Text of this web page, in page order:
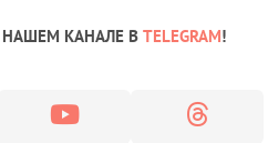
КАНАЛЕ В TELEGRAM!